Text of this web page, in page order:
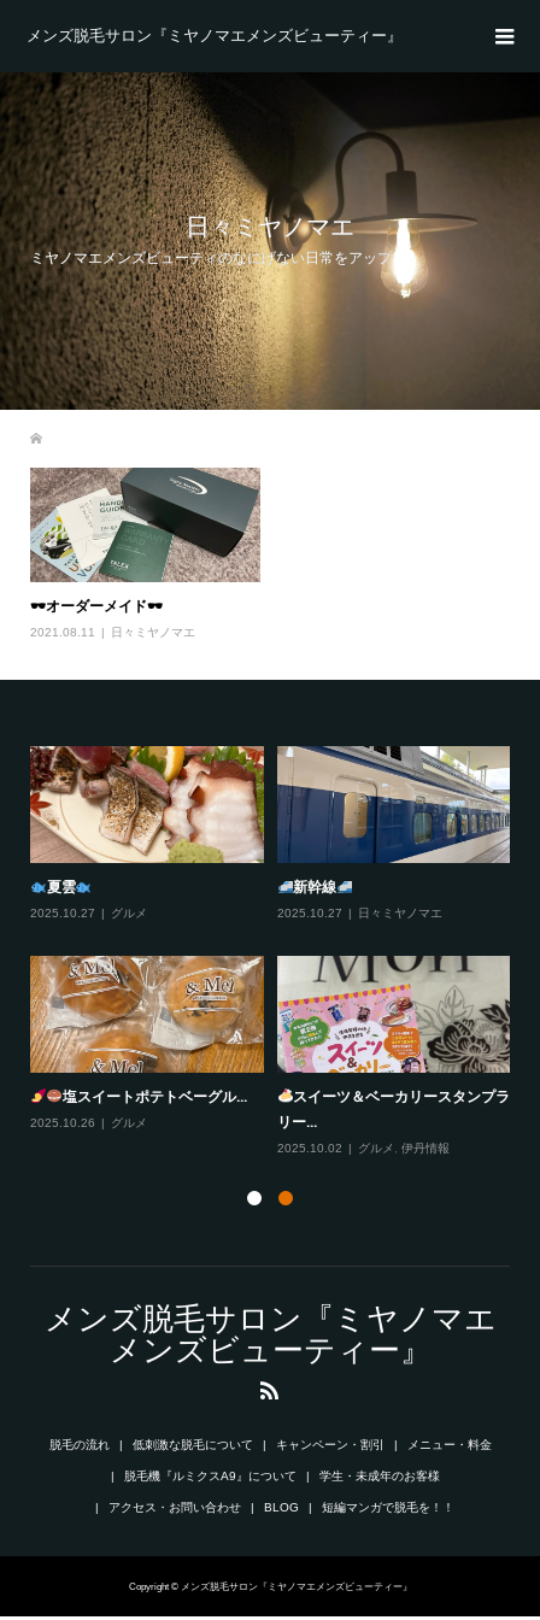
メンズ脱毛サロン『ミヤノマエメンズビューティー』
日々ミヤノマエ
ミヤノマエメンズビューティのなにげない日常をアップ
🕶オーダーメイド🕶
2021.08.11 日々ミヤノマエ
夏雲
2025.10.27 グルメ
新幹線
2025.10.27 日々ミヤノマエ
塩スイートポテトベーグル...
2025.10.26 グルメ
スイーツ＆ベーカリースタンプラ
リー...
2025.10.02 グルメ 伊丹情報
メンズ脱毛サロン『ミヤノマエ
メンズビューティー』
脱毛の流れ 低刺激な脱毛について キャンペーン・割引 メニュー・料金
脱毛機『ルミクスA9』について 学生・未成年のお客様
アクセス・お問い合わせ BLOG 短編マンガで脱毛を！！
Copyright © メンズ脱毛サロン『ミヤノマエメンズビューティー』